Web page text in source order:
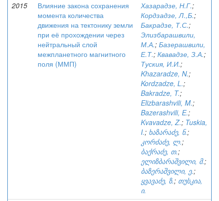
2015
Влияние закона сохранения
момента количества
движения на тектонику земли
при её прохождении через
нейтральный слой
межпланетного магнитного
поля (ММП)
Хазарадзе, Н.Г.;
Кордзадзе, Л.,Б.;
Бакрадзе, Т.С.;
Элизбарашвили,
М.А.; Базерашвили,
Е.Т.; Квавадзе, З.А.;
Туския, И.И.;
Khazaradze, N.;
Kordzadze, L.;
Bakradze, T.;
Elizbarashvili, M.;
Bazerashvili, E.;
Kvavadze, Z.; Tuskia,
I.; ხაზარაძე, ნ.;
კორძაძე, ლ.;
ბაქრაძე, თ.;
ელიზბარაშვილი, მ.;
ბაზერაშვილი, ე.;
ყვავაძე, ზ.; თუსკია,
ი.